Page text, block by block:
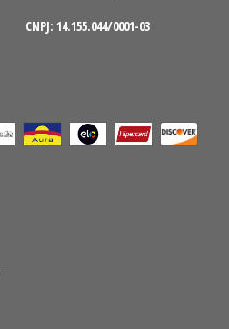
CNPJ: 14.155.044/0001-03